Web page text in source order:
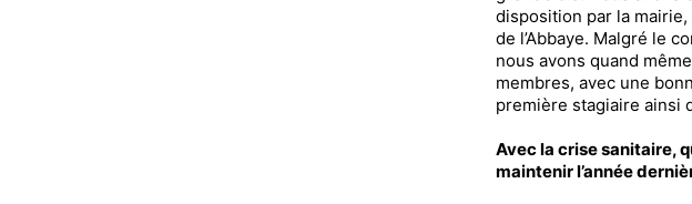
disposition par la
de l’Abbaye. Malgré le
nous avons quand
membres, avec une
première stagiaire ainsi
Avec la crise sanitaire,
maintenir l’année